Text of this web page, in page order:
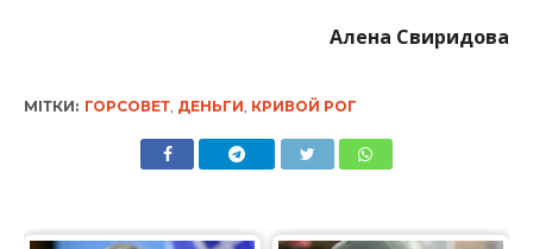
Алена Свиридова
МІТКИ: ГОРСОВЕТ, ДЕНЬГИ КРИВОЙ РОГ